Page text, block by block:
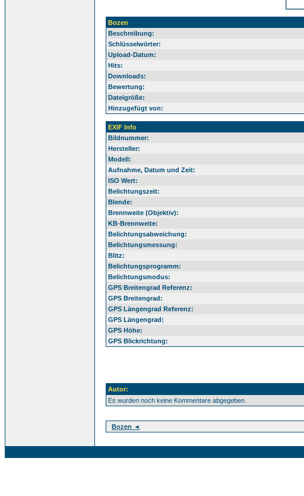
Bozen
Beschreibung:
Schlüsselwörter:
Upload-Datum:
Hits:
Downloads:
Bewertung:
Dateigröße:
Hinzugefügt von:
EXIF Info
Bildnummer:
Hersteller:
Modell:
Aufnahme, Datum und Zeit:
ISO Wert:
Belichtungszeit:
Blende:
Brennweite (Objektiv):
KB-Brennweite:
Belichtungsabweichung:
Belichtungsmessung:
Blitz:
Belichtungsprogramm:
Belichtungsmodus:
GPS Breitengrad Referenz:
GPS Breitengrad:
GPS Längengrad Referenz:
GPS Längengrad:
GPS Höhe:
GPS Blickrichtung:
Autor:
Es wurden noch keine Kommentare abgegeben.
Bozen ◄